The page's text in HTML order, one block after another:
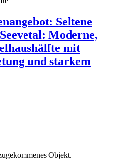
Seltene
Moderne,
mit
und starkem
Objekt.